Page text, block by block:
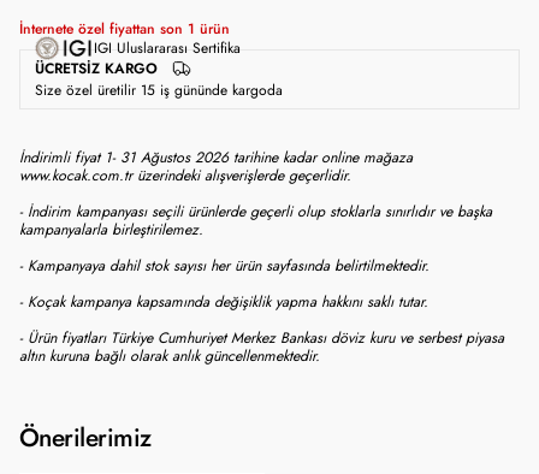
İnternete özel fiyattan son 1 ürün
ÜCRETSIZ KARGO
IGI Uluslararası Sertifika
Size özel üretilir 15 iş gününde kargoda
İndirimli fiyat 1- 31 Ağustos 2026 tarihine kadar online mağaza
www.kocak.com.tr üzerindeki alışverişlerde geçerlidir.
- İndirim kampanyası seçili ürünlerde geçerli olup stoklarla sınırlıdır ve başka
kampanyalarla birleştirilemez.
- Kampanyaya dahil stok sayısı her ürün sayfasında belirtilmektedir.
- Koçak kampanya kapsamında değişiklik yapma hakkını saklı tutar.
- Ürün fiyatları Türkiye Cumhuriyet Merkez Bankası döviz kuru ve serbest piyasa
altın kuruna bağlı olarak anlık güncellenmektedir.
Önerilerimiz